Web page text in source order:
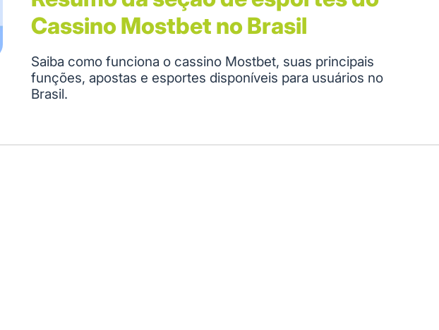
Cassino Mostbet no Brasil
Saiba como funciona o cassino Mostbet, suas principais
funções, apostas e esportes disponíveis para usuários no
Brasil.